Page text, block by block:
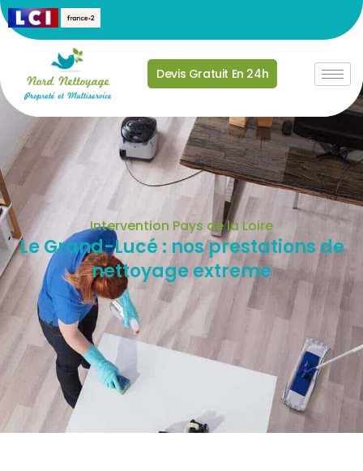
Devis Gratuit En 24h
Intervention Pays de la Loire
Le Grand-Lucé : nos prestations de
nettoyage extreme